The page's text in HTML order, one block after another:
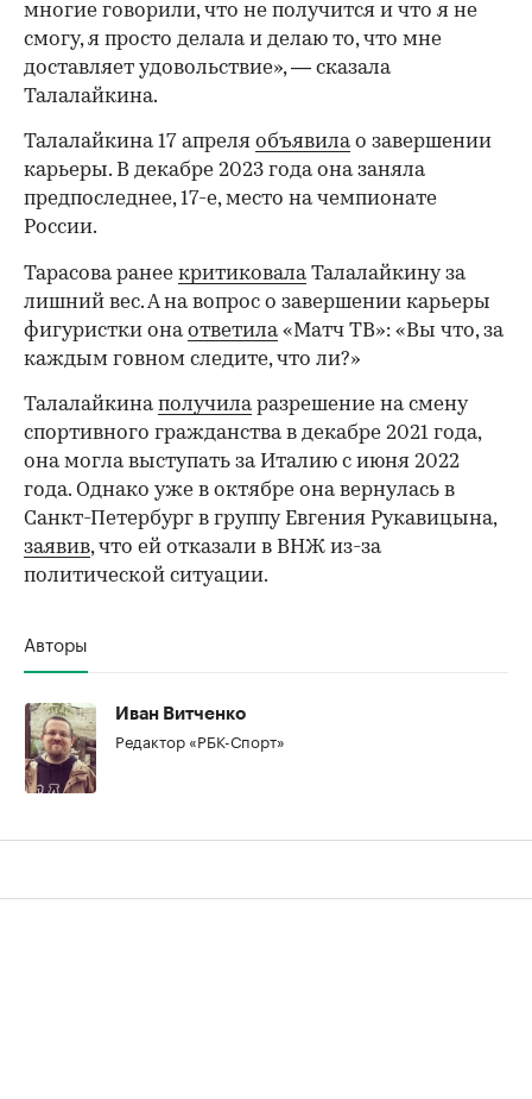
многие говорили, что не получится и что я не
смогу, я просто делала и делаю то, что мне
доставляет удовольствие», — сказала
Талалайкина.
Талалайкина 17 апреля объявилао завершении
карьеры. В декабре 2023 года она заняла
предпоследнее, 17-е, место на чемпионате
России.
00:00
Тарасова ранее критиковалаТалалайкину за
лишний вес. А на вопрос о завершении карьеры
фигуристки онаответила«Матч ТВ»: «Вы что, за
каждым говном следите, что ли?»
Талалайкинаполучиларазрешение на смену
спортивного гражданства в декабре 2021 года,
она могла выступать за Италию с июня 2022
года. Однако уже в октябре она вернулась в
Санкт-Петербург в группу Евгения Рукавицына,
заявив, что ей отказали в ВНЖ из-за
политической ситуации.
Авторы
Иван Витченко
Редактор «РБК-Спорт»